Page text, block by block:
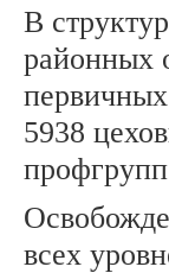
В
районных
5938
всех